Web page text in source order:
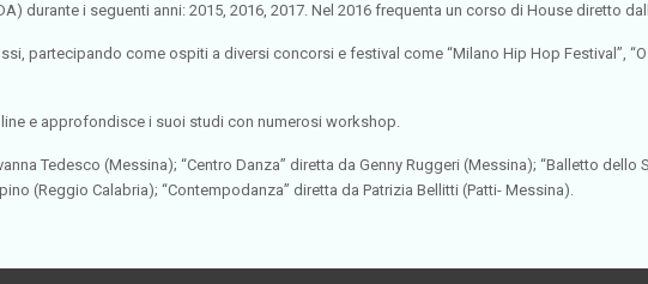
durante i seguenti anni: 2015, 2016, 2017. Nel 2016 frequenta un corso di House diretto
partecipando come ospiti a diversi concorsi e festival come “Milano Hip Hop Festival”,
e approfondisce i suoi studi con numerosi workshop.
Tedesco (Messina); “Centro Danza” diretta da Genny Ruggeri (Messina); “Balletto dello
(Reggio Calabria); “Contempodanza” diretta da Patrizia Bellitti (Patti- Messina).